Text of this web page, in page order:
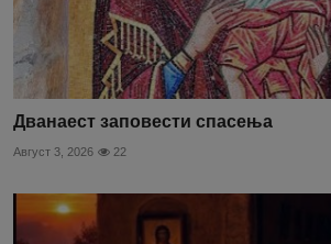
Дванаест заповести спасења
Август 3, 2026 22